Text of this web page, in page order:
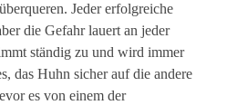
Jeder erfolgreiche
die Gefahr lauert an jeder
ständig zu und wird immer
das Huhn sicher auf die andere
es von einem der